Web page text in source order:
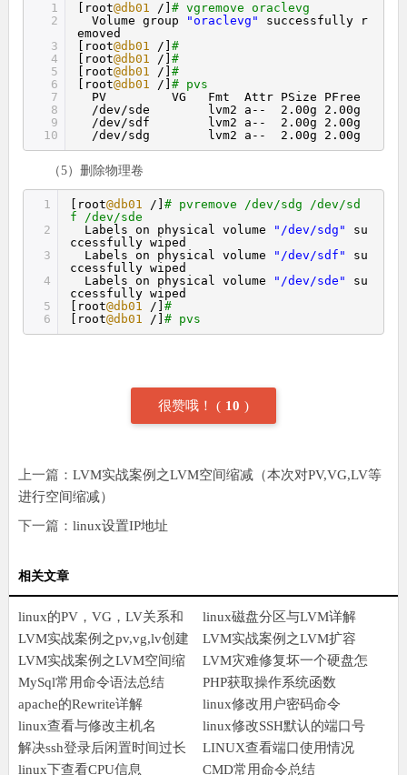
1
2
3
4
5
6
7
8
9
10
[root@db01 /] # vgremove oraclevg
Volume group
"oraclevg"
successfully r
emoved
[root@db01 /] #
[root@db01 /] #
[root@db01 /] #
[root@db01 /] # pvs
PV VG Fmt Attr PSize PFree
/dev/sde lvm2 a-- 2.00g 2.00g
/dev/sdf lvm2 a-- 2.00g 2.00g
/dev/sdg lvm2 a-- 2.00g 2.00g
（5）删除物理卷
1
2
3
4
5
6
[root@db01 /] # pvremove /dev/sdg /dev/sd
f /dev/sde
Labels on physical volume
"/dev/sdg"
su
ccessfully wiped
Labels on physical volume
"/dev/sdf"
su
ccessfully wiped
Labels on physical volume
"/dev/sde"
su
ccessfully wiped
[root@db01 /] #
[root@db01 /] # pvs
很赞哦！ ( 10 )
上一篇： LVM实战案例之LVM空间缩减（本次对PV,VG,LV等
进行空间缩减）
下一篇： linux设置IP地址
相关文章
linux的PV，VG，LV关系和
操作详解
linux磁盘分区与LVM详解
LVM实战案例之pv,vg,lv创建
到挂载
LVM实战案例之LVM扩容
LVM实战案例之LVM空间缩
减（本次对PV,VG,LV等进行
空间缩减）
LVM灾难修复坏一个硬盘怎
么办
MySql常用命令语法总结
PHP获取操作系统函数
apache的Rewrite详解
linux修改用户密码命令
linux查看与修改主机名
linux修改SSH默认的端口号
22
解决ssh登录后闲置时间过长
而断开连接
LINUX查看端口使用情况
linux下查看CPU信息
CMD常用命令总结